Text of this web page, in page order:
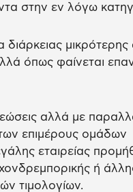
στην εν λόγω
μικρότερης
όπως φαίνεται
αλλά με
επιμέρους ομάδων
εταιρείας
ή
τιμολογίων.